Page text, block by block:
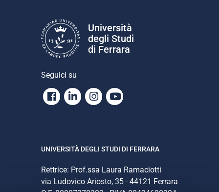
Università
degli Studi
di Ferrara
Seguici su
Facebook
LinkedinInstagram
Youtube
UNIVERSITÀ DEGLI STUDI DI FERRARA
Rettrice: Prof.ssa Laura Ramaciotti
via Ludovico Ariosto, 35 - 44121 Ferrara